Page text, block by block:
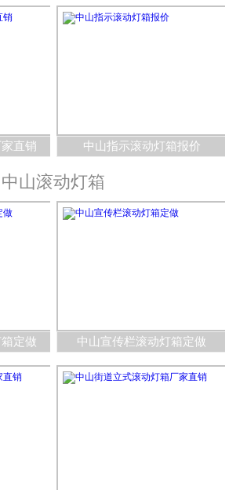
直销 中山指示滚动灯箱报价
中山滚动灯箱
定做 中山宣传栏滚动灯箱定做